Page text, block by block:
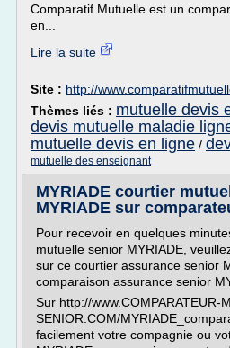
Comparatif Mutuelle est un
en...
Lire la suite
Site : http://
Thèmes liés : mutuelle devis
devis mutuelle maladie
mutuelle devis en ligne /
mutuelle des enseignant
MYRIADE courtier
MYRIADE sur
Pour recevoir en quelques
mutuelle senior MYRIADE,
sur ce courtier assurance senior
comparaison assurance senior
Sur http://www.COMPARATEUR-
SENIOR.COM/
facilement votre compagnie ou